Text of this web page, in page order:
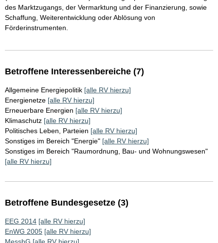
des Marktzugangs, der Vermarktung und der Finanzierung, sowie
Schaffung, Weiterentwicklung oder Ablösung von
Förderinstrumenten.
Betroffene Interessenbereiche (7)
Allgemeine Energiepolitik [alle RV hierzu]
Energienetze [alle RV hierzu]
Erneuerbare Energien [alle RV hierzu]
Klimaschutz [alle RV hierzu]
Politisches Leben, Parteien [alle RV hierzu]
Sonstiges im Bereich "Energie" [alle RV hierzu]
Sonstiges im Bereich "Raumordnung, Bau- und Wohnungswesen"
[alle RV hierzu]
Betroffene Bundesgesetze (3)
EEG 2014 [alle RV hierzu]
EnWG 2005 [alle RV hierzu]